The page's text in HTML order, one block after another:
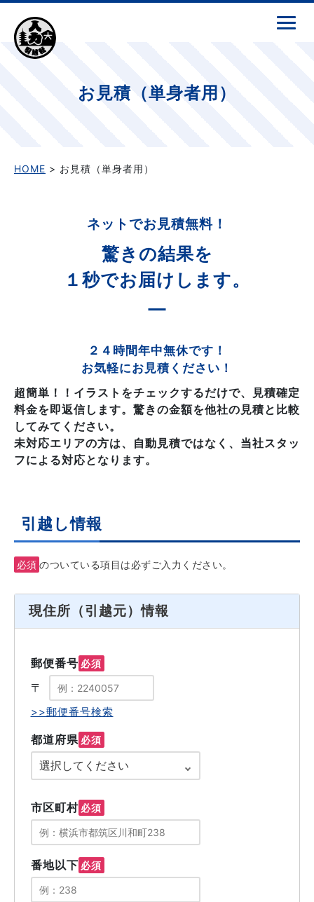
お見積（単身者用）
HOME > お見積（単身者用）
ネットでお見積無料！
驚きの結果を
１秒でお届けします。
２４時間年中無休です！
お気軽にお見積ください！
超簡単！！イラストをチェックするだけで、見積確定
料金を即返信します。驚きの金額を他社の見積と比較
してみてください。
未対応エリアの方は、自動見積ではなく、当社スタッ
フによる対応となります。
引越し情報
必須 のついている項目は必ずご入力ください。
現住所（引越元）情報
郵便番号 必須
〒
>>郵便番号検索
都道府県 必須
市区町村 必須
番地以下 必須